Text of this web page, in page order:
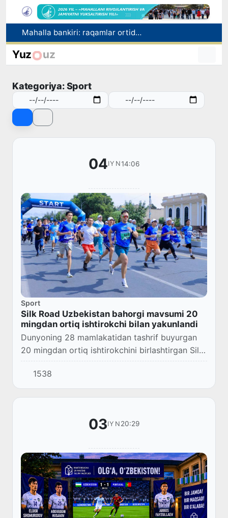
Mahalla bankiri: raqamlar ortidagi insonlar taqdiri
Oʻzbekistonda “Shunqor-88” innovatsion dron-interseptori yaratildi
«Prezident Administratsiyasi toʻgʻrisida»gi konstitutsiyaviy qonun Senatga yuborildi
Yuz uz
Kategoriya: Sport
04IYN14:06
Sport
Silk Road Uzbekistan bahorgi mavsumi 20
mingdan ortiq ishtirokchi bilan yakunlandi
Dunyoning 28 mamlakatidan tashrif buyurgan
20 mingdan ortiq ishtirokchini birlashtirgan Silk
Road Uzbekistan bahorgi turkumi yakunlandi.
1538
03IYN 20:29